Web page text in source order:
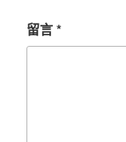
留言*